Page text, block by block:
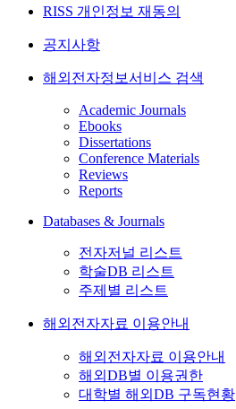
RISS 개인정보 재동의
공지사항
해외전자정보서비스 검색
Academic Journals
Ebooks
Dissertations
Conference Materials
Reviews
Reports
Databases & Journals
전자저널 리스트
학술DB 리스트
주제별 리스트
해외전자자료 이용안내
해외전자자료 이용안내
해외DB별 이용권한
대학별 해외DB 구독현황